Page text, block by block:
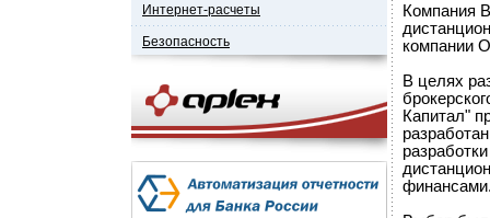
Интернет-расчеты
Безопасность
Компания
компании
В целях
Капитал"